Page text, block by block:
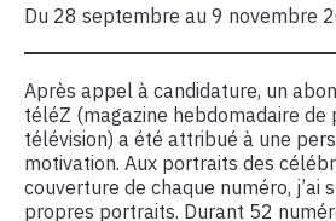
Du 28 septembre au 9 novembre
Après appel à candidature, un
téléZ (magazine hebdomadaire de
télévision) a été attribué à une
motivation. Aux portraits des
couverture de chaque numéro, j’ai
propres portraits. Durant 52